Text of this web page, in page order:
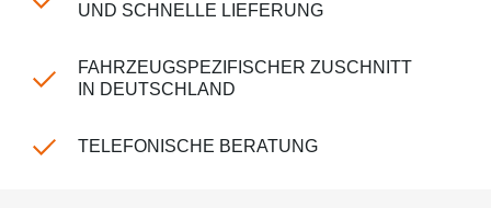
UND SCHNELLE LIEFERUNG
FAHRZEUGSPEZIFISCHER ZUSCHNITT
IN DEUTSCHLAND
TELEFONISCHE BERATUNG